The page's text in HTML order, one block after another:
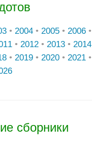
• 2004 • 2005 • 2006 •
• 2012 • 2013 • 2014
• 2019 • 2020 • 2021 •
сборники